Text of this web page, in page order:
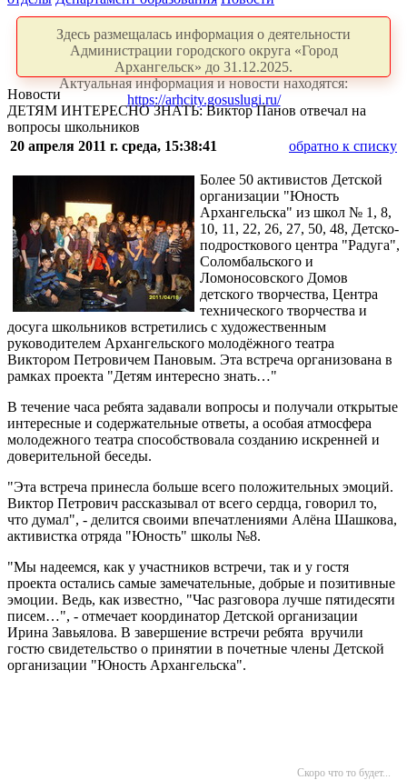
Здесь размещалась информация о деятельности
Администрации городского округа «Город
Архангельск» до 31.12.2025.
Актуальная информация и новости находятся:
https://arhcity.gosuslugi.ru/
Новости
ДЕТЯМ ИНТЕРЕСНО ЗНАТЬ: Виктор Панов отвечал на
вопросы школьников
20 апреля 2011 г. среда, 15:38:41
обратно к списку
Более 50 активистов Детской
организации "Юность
Архангельска" из школ № 1, 8,
10, 11, 22, 26, 27, 50, 48, Детско-
подросткового центра "Радуга",
Соломбальского и
Ломоносовского Домов
детского творчества, Центра
технического творчества и
досуга школьников встретились с художественным
руководителем Архангельского молодёжного театра
Виктором Петровичем Пановым. Эта встреча организована в
рамках проекта "Детям интересно знать…"
В течение часа ребята задавали вопросы и получали открытые
интересные и содержательные ответы, а особая атмосфера
молодежного театра способствовала созданию искренней и
доверительной беседы.
"Эта встреча принесла больше всего положительных эмоций.
Виктор Петрович рассказывал от всего сердца, говорил то,
что думал", - делится своими впечатлениями Алёна Шашкова,
активистка отряда "Юность" школы №8.
"Мы надеемся, как у участников встречи, так и у гостя
проекта остались самые замечательные, добрые и позитивные
эмоции. Ведь, как известно, "Час разговора лучше пятидесяти
писем…", - отмечает координатор Детской организации
Ирина Завьялова. В завершение встречи ребята вручили
гостю свидетельство о принятии в почетные члены Детской
организации "Юность Архангельска".
Скоро что то будет...